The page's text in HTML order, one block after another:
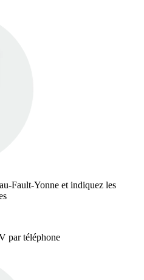
Fault-Yonne et indiquez les
par téléphone